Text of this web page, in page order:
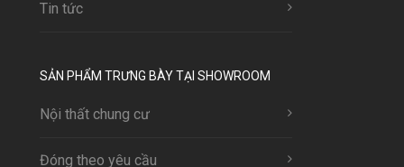
Tin tức
SẢN PHẨM TRƯNG BÀY TẠI SHOWROOM
Nội thất chung cư
Đóng theo yêu cầu